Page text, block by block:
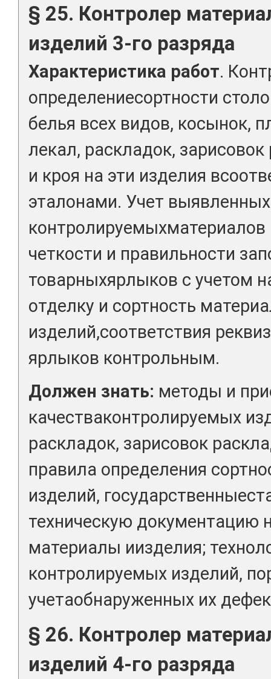
§ 25. Контролер
изделий 3-го разряда
Характеристика работ.
определениесортности
белья всех видов, косынок,
лекал, раскладок,
и кроя на эти изделия
эталонами. Учет
четкости и правильности
товарныхярлыков с учетом
отделку и сортность
изделий,соответствия
ярлыков контрольным.
Должен знать: методы и
качестваконтролируемых
раскладок, зарисовок
правила определения
изделий,
техническую документацию
материалы иизделия;
контролируемых изделий,
учетаобнаруженных их
§ 26. Контролер
изделий 4-го разряда